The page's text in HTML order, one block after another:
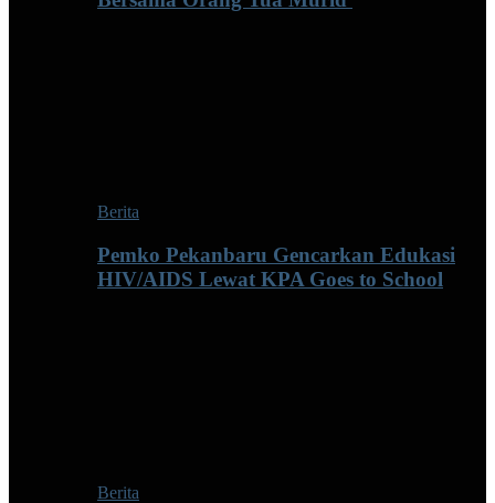
Berita
Pemko Pekanbaru Gencarkan Edukasi
HIV/AIDS Lewat KPA Goes to School
Berita